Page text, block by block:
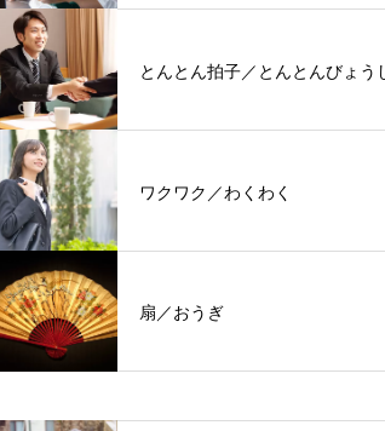
とんとん拍子／とんとんびょうし
ワクワク／わくわく
扇／おうぎ